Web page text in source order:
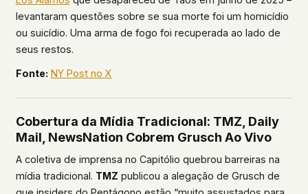
levantaram questões sobre se sua morte foi um homicídio
ou suicídio. Uma arma de fogo foi recuperada ao lado de
seus restos.
Fonte: NY Post no X
Cobertura da Mídia Tradicional: TMZ, Daily
Mail, NewsNation Cobrem Grusch Ao Vivo
A coletiva de imprensa no Capitólio quebrou barreiras na
mídia tradicional. TMZ publicou a alegação de Grusch de